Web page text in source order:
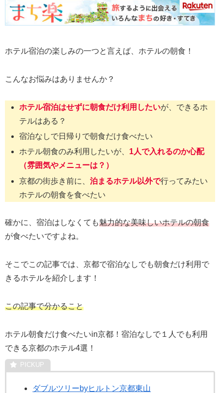
ホテル宿泊の楽しみの一つと言えば、ホテルの朝食！
こんなお悩みはありませんか？
ホテル宿泊はせずに朝食だけ利用したいが、できるホ
テルはある？
宿泊なしで日帰りで朝食だけ食べたい
ホテル朝食のみ利用したいが、 1人で入れるのか心配
（雰囲気やメニューは？）
京都の街歩き前に、泊まるホテル以外で行ってみたい
ホテルの朝食を食べたい
確かに、宿泊はしなくても魅力的な美味しいホテルの朝食
が食べたいですよね。
そこでこの記事では、京都で宿泊なしでも朝食だけ利用で
きるホテルを紹介します！
この記事で分かること
ホテル朝食だけ食べたいin京都！宿泊なしで１人でも利用
できる京都のホテル4選！
ダブルツリーbyヒルトン京都東山